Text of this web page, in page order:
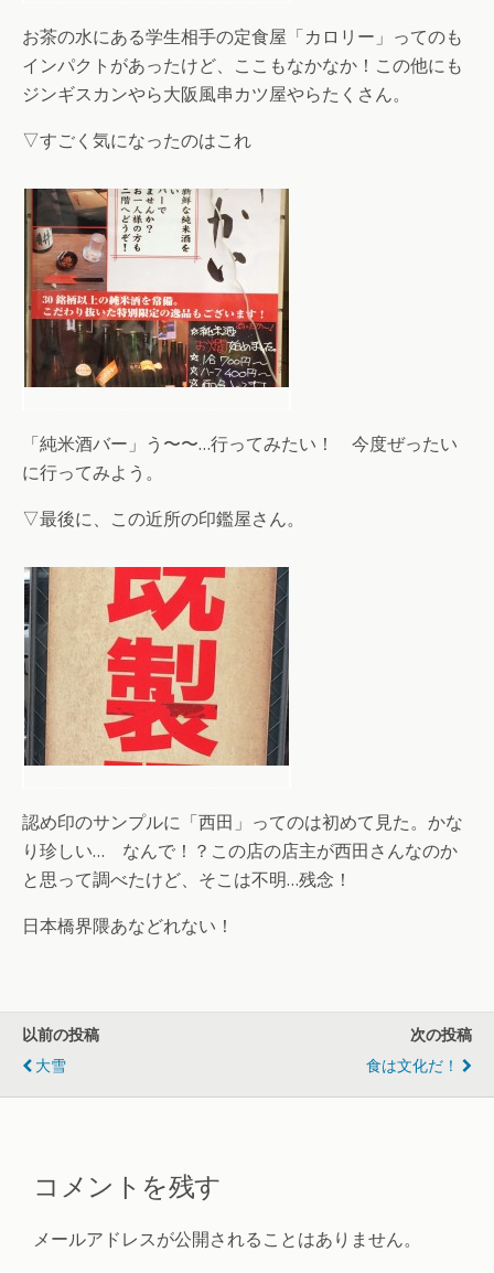
お茶の水にある学生相手の定食屋「カロリー」ってのも
インパクトがあったけど、ここもなかなか！この他にも
ジンギスカンやら大阪風串カツ屋やらたくさん。
▽すごく気になったのはこれ
「純米酒バー」う〜〜…行ってみたい！ 今度ぜったい
に行ってみよう。
▽最後に、この近所の印鑑屋さん。
認め印のサンプルに「西田」ってのは初めて見た。かな
り珍しい… なんで！？この店の店主が西田さんなのか
と思って調べたけど、そこは不明…残念！
日本橋界隈あなどれない！
以前の投稿
大雪
次の投稿
食は文化だ！
コメントを残す
メールアドレスが公開されることはありません。